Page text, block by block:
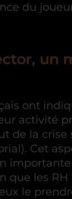
du
un
ont
activité
de la crise
Cet
que les
le